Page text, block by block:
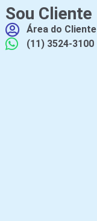
Sou Cliente
Área do Cliente
(11) 3524-3100